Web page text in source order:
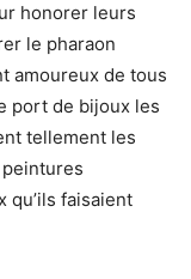
honorer leurs
le pharaon
amoureux de tous
port de bijoux les
tellement les
qu’ils faisaient